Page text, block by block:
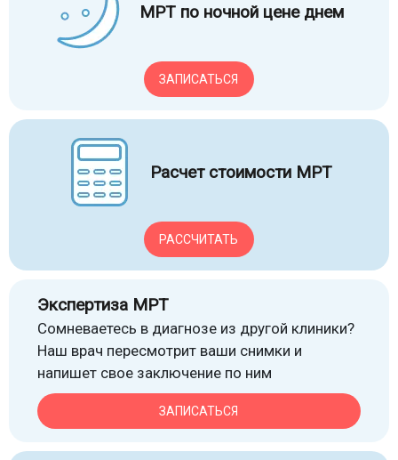
МРТ по ночной цене днем
ЗАПИСАТЬСЯ
Расчет стоимости МРТ
РАССЧИТАТЬ
Экспертиза МРТ
Сомневаетесь в диагнозе из другой клиники?
Наш врач пересмотрит ваши снимки и
напишет свое заключение по ним
ЗАПИСАТЬСЯ